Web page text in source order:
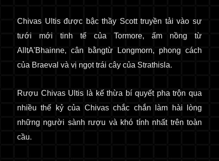
Chivas Ultis được bậc thầy Scott truyền tải vào sự
tưới mới tinh tế của Tormore, ấm nồng từ
AlltA'Bhainne, cân bằngtừ Longmorn, phong cách
của Braeval và vị ngọt trái cây của Strathisla.
Rượu Chivas Ultis là kế thừa bí quyết pha trộn qua
nhiều thế kỷ của Chivas chắc chắn làm hài lòng
những người sành rượu và khó tính nhất trên toàn
cầu.